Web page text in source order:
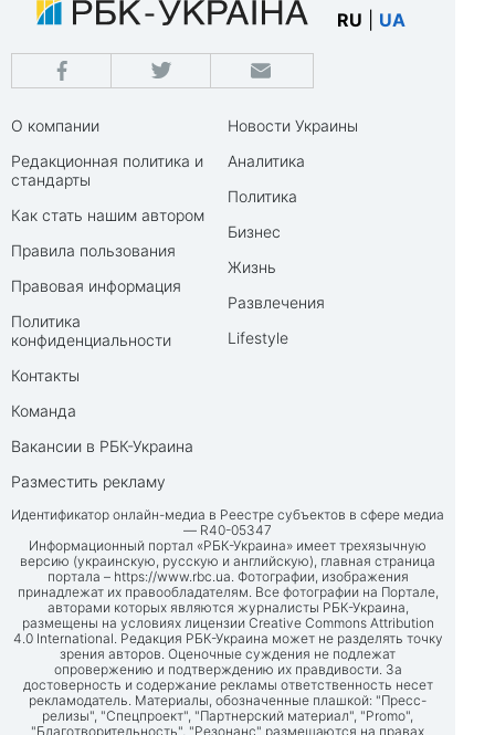
RU UA
О компании
Редакционная политика и
стандарты
Как стать нашим автором
Правила пользования
Правовая информация
Политика
конфиденциальности
Контакты
Команда
Вакансии в РБК-Украина
Разместить рекламу
Новости Украины
Аналитика
Политика
Бизнес
Жизнь
Развлечения
Lifestyle
Идентификатор онлайн-медиа в Реестре субъектов в сфере медиа
— R40-05347
Информационный портал «РБК-Украина» имеет трехязычную
версию (украинскую, русскую и английскую), главная страница
портала – https://www.rbc.ua. Фотографии, изображения
принадлежат их правообладателям. Все фотографии на Портале,
авторами которых являются журналисты РБК-Украина,
размещены на условиях лицензии Creative Commons Attribution
4.0 International. Редакция РБК-Украина может не разделять точку
зрения авторов. Оценочные суждения не подлежат
опровержению и подтверждению их правдивости. За
достоверность и содержание рекламы ответственность несет
рекламодатель. Материалы, обозначенные плашкой: "Пресс-
релизы", "Спецпроект", "Партнерский материал", "Promo",
"Благотворительность", "Резонанс" размещаются на правах